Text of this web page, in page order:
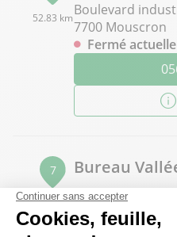
52.83 kmBoulevard
7700 Mouscron
Fermé
7
59.59 km
Bureau
Avenue Louise
1050 Bruxelles
Fermé